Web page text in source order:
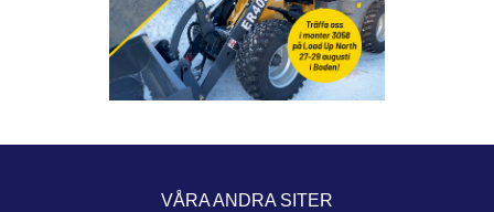
VÅRA ANDRA SITER